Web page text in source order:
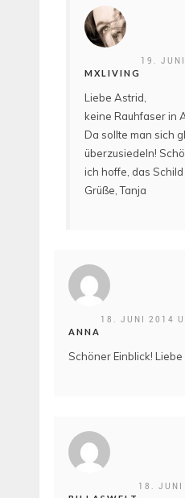
MXLIVING
19.
Liebe Astrid,
keine Rauhfaser in
Da sollte man sich
überzusiedeln!
ich hoffe, das
Grüße, Tanja
ANNA
18. JUNI 2014
Schöner Einblick!
18. JUNI